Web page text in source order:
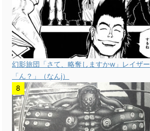
幻影旅団「さて、略奪しますかw」レイザー
「ん？」（なんj）